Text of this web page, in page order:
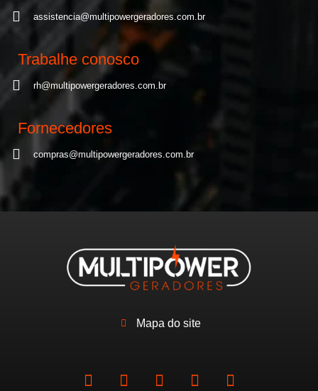
assistencia@multipowergeradores.com.br
Trabalhe conosco
rh@multipowergeradores.com.br
Fornecedores
compras@multipowergeradores.com.br
Mapa do site